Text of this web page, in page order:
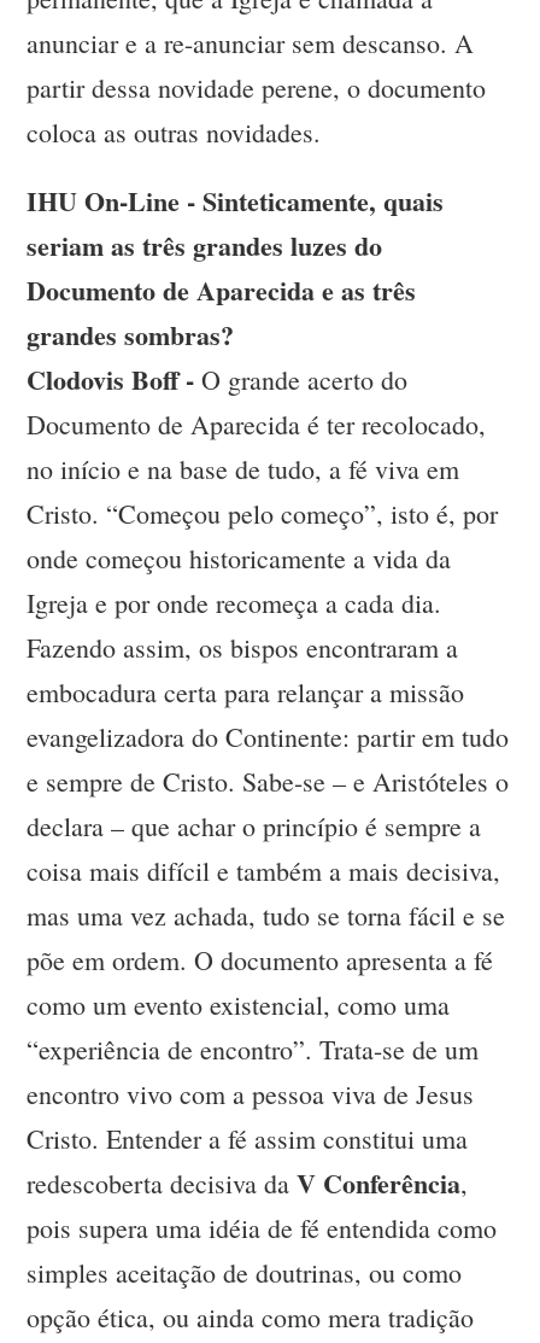
anunciar e a re-anunciar sem descanso. A
partir dessa novidade perene, o documento
coloca as outras novidades.
IHU On-Line - Sinteticamente, quais
seriam as três grandes luzes do
Documento de Aparecida e as três
grandes sombras?
Clodovis Boff - O grande acerto do
Documento de Aparecida é ter recolocado,
no início e na base de tudo, a fé viva em
Cristo. “Começou pelo começo”, isto é, por
onde começou historicamente a vida da
Igreja e por onde recomeça a cada dia.
Fazendo assim, os bispos encontraram a
embocadura certa para relançar a missão
evangelizadora do Continente: partir em tudo
e sempre de Cristo. Sabe-se – e Aristóteles o
declara – que achar o princípio é sempre a
coisa mais difícil e também a mais decisiva,
mas uma vez achada, tudo se torna fácil e se
põe em ordem. O documento apresenta a fé
como um evento existencial, como uma
“experiência de encontro”. Trata-se de um
encontro vivo com a pessoa viva de Jesus
Cristo. Entender a fé assim constitui uma
redescoberta decisiva daV Conferência,
pois supera uma idéia de fé entendida como
simples aceitação de doutrinas, ou como
opção ética, ou ainda como mera tradição